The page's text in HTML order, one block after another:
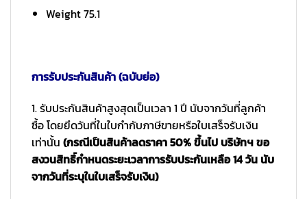
Weight 75.1
การรับประกันสินค้า (ฉบับย่อ)
1. รับประกันสินค้าสูงสุดเป็นเวลา 1 ปี นับจากวันที่ลูกค้า
ซื้อ โดยยึดวันที่ในใบกำกับภาษีขายหรือใบเสร็จรับเงิน
เท่านั้น (กรณีเป็นสินค้าลดราคา 50% ขึ้นไป บริษัทฯ ขอ
สงวนสิทธิ์กำหนดระยะเวลาการรับประกันเหลือ 14 วัน นับ
จากวันที่ระบุในใบเสร็จรับเงิน)